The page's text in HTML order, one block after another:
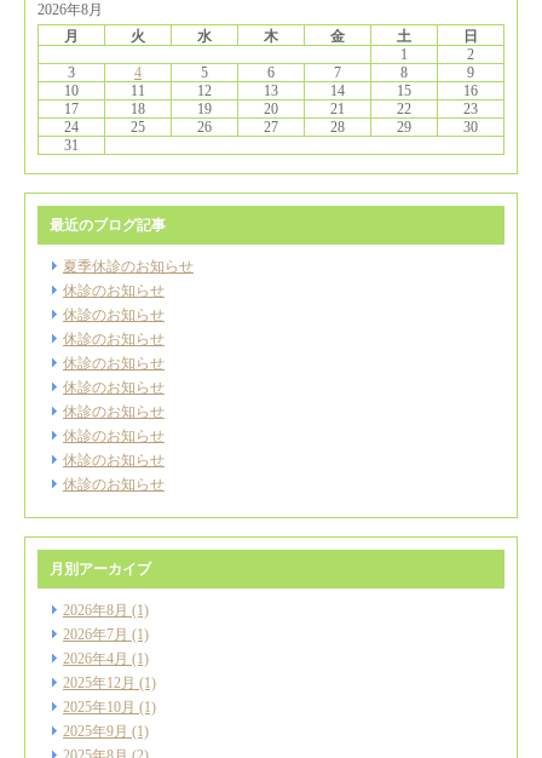
2026年8月
月
火 水 木 金 土
日
1
2
3
4 5 6 7 8
9
10
11 12 13 14 15
16
17
18 19 20 21 22
23
24
25 26 27 28 29
30
31
最近のブログ記事
夏季休診のお知らせ
休診のお知らせ
休診のお知らせ
休診のお知らせ
休診のお知らせ
休診のお知らせ
休診のお知らせ
休診のお知らせ
休診のお知らせ
休診のお知らせ
月別アーカイブ
2026年8月 (1)
2026年7月 (1)
2026年4月 (1)
2025年12月 (1)
2025年10月 (1)
2025年9月 (1)